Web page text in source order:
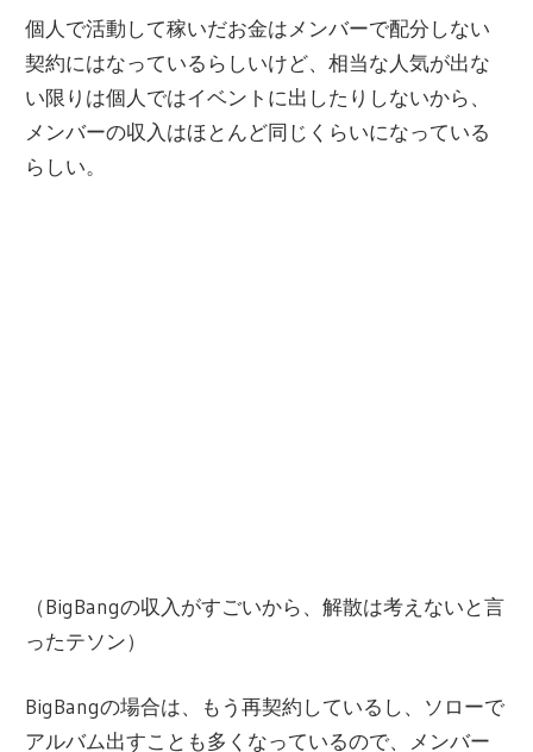
個人で活動して稼いだお金はメンバーで配分しない
契約にはなっているらしいけど、相当な人気が出な
い限りは個人ではイベントに出したりしないから、
メンバーの収入はほとんど同じくらいになっている
らしい。
（BigBangの収入がすごいから、解散は考えないと言
ったテソン）
BigBangの場合は、もう再契約しているし、ソローで
アルバム出すことも多くなっているので、メンバー